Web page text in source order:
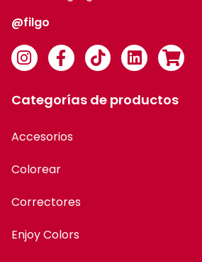
@filgo
Categorías de productos
Accesorios
Colorear
Correctores
Enjoy Colors